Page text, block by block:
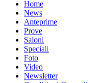
Home
News
Anteprime
Prove
Saloni
Speciali
Foto
Video
Newsletter